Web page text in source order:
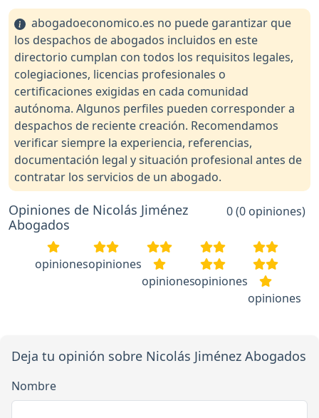
abogadoeconomico.es no puede garantizar que
los despachos de abogados incluidos en este
directorio cumplan con todos los requisitos legales,
colegiaciones, licencias profesionales o
certificaciones exigidas en cada comunidad
autónoma. Algunos perfiles pueden corresponder a
despachos de reciente creación. Recomendamos
verificar siempre la experiencia, referencias,
documentación legal y situación profesional antes de
contratar los servicios de un abogado.
Opiniones de Nicolás Jiménez
Abogados
0 (0 opiniones)
opinionesopiniones
opinionesopiniones
opiniones
Deja tu opinión sobre Nicolás Jiménez Abogados
Nombre